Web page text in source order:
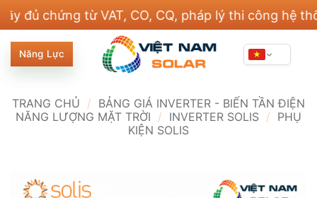
Bỏ
qua
nội
dung
từ VAT, CO, CQ, pháp lý thi công hệ thống
Năng Lực
TRANG CHỦ / BẢNG GIÁ INVERTER - BIẾN TẦN ĐIỆN
NĂNG LƯỢNG MẶT TRỜI / INVERTER SOLIS / PHỤ
KIỆN SOLIS